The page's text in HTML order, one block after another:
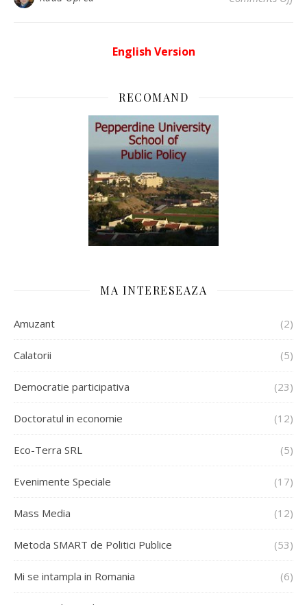
English Version
RECOMAND
MA INTERESEAZA
Amuzant (2)
Calatorii (5)
Democratie participativa (23)
Doctoratul in economie (12)
Eco-Terra SRL (5)
Evenimente Speciale (17)
Mass Media (12)
Metoda SMART de Politici Publice (53)
Mi se intampla in Romania (6)